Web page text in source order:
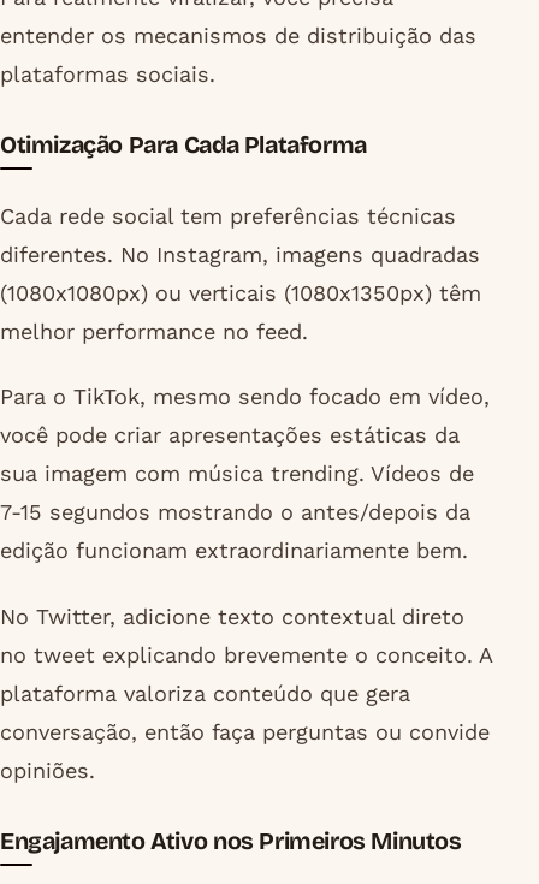
entender os mecanismos de distribuição das
plataformas sociais.
Otimização Para Cada Plataforma
Cada rede social tem preferências técnicas
diferentes. No Instagram, imagens quadradas
(1080x1080px) ou verticais (1080x1350px) têm
melhor performance no feed.
Para o TikTok, mesmo sendo focado em vídeo,
você pode criar apresentações estáticas da
sua imagem com música trending. Vídeos de
7-15 segundos mostrando o antes/depois da
edição funcionam extraordinariamente bem.
No Twitter, adicione texto contextual direto
no tweet explicando brevemente o conceito. A
plataforma valoriza conteúdo que gera
conversação, então faça perguntas ou convide
opiniões.
Engajamento Ativo nos Primeiros Minutos